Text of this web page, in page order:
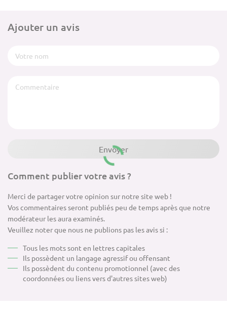
Ajouter un avis
Comment publier votre avis ?
Merci de partager votre opinion sur notre site web !
Vos commentaires seront publiés peu de temps après que notre
modérateur les aura examinés.
Veuillez noter que nous ne publions pas les avis si :
Tous les mots sont en lettres capitales
Ils possèdent un langage agressif ou offensant
Ils possèdent du contenu promotionnel (avec des
coordonnées ou liens vers d'autres sites web)